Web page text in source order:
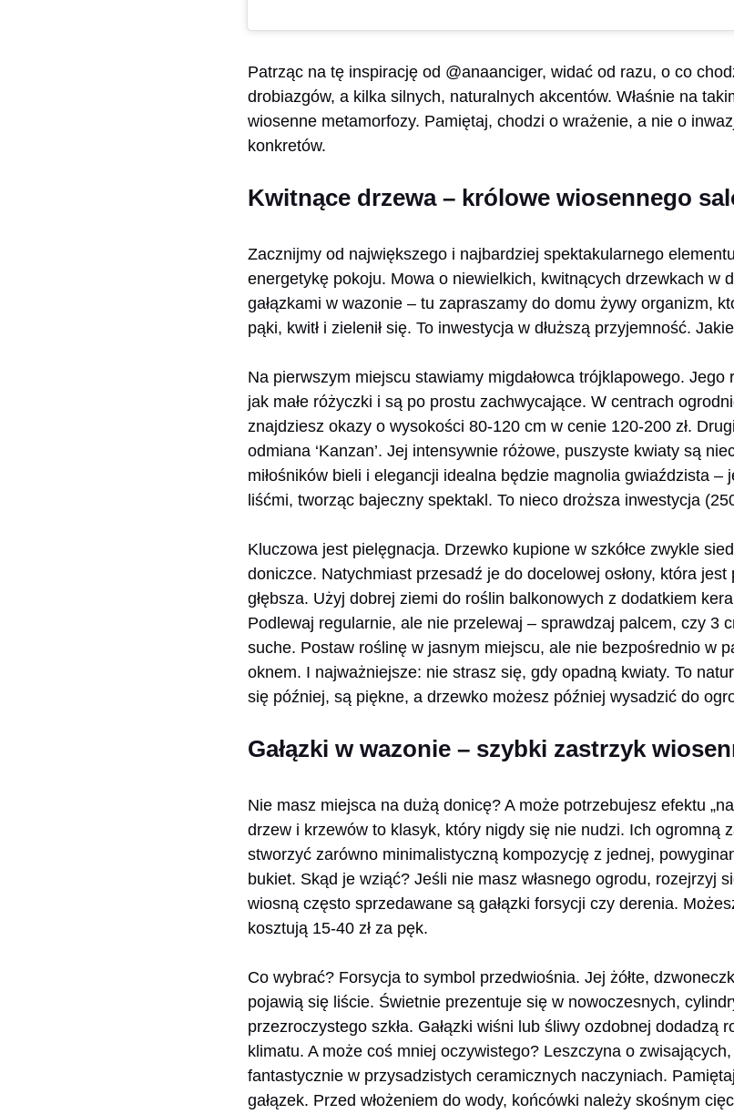
Patrząc na tę inspirację od @anaanciger, widać od razu, o co
drobiazgów, a kilka silnych, naturalnych akcentów. Właśnie na
wiosenne metamorfozy. Pamiętaj, chodzi o wrażenie, a nie o
konkretów.
Kwitnące drzewa – królowe wiosennego
Zacznijmy od największego i najbardziej spektakularnego
energetykę pokoju. Mowa o niewielkich, kwitnących drzewkach w
gałązkami w wazonie – tu zapraszamy do domu żywy organizm,
pąki, kwitł i zielenił się. To inwestycja w dłuższą przyjemność.
Na pierwszym miejscu stawiamy migdałowca trójklapowego. Jego
jak małe różyczki i są po prostu zachwycające. W centrach
znajdziesz okazy o wysokości 80-120 cm w cenie 120-200 zł.
odmiana ‘Kanzan’. Jej intensywnie różowe, puszyste kwiaty są
miłośników bieli i elegancji idealna będzie magnolia gwiaździsta –
liśćmi, tworząc bajeczny spektakl. To nieco droższa inwestycja
Kluczowa jest pielęgnacja. Drzewko kupione w szkółce zwykle
doniczce. Natychmiast przesadź je do docelowej osłony, która
głębsza. Użyj dobrej ziemi do roślin balkonowych z dodatkiem
Podlewaj regularnie, ale nie przelewaj – sprawdzaj palcem, czy 3
suche. Postaw roślinę w jasnym miejscu, ale nie bezpośrednio w
oknem. I najważniejsze: nie strasz się, gdy opadną kwiaty. To
się później, są piękne, a drzewko możesz później wysadzić do
Gałązki w wazonie – szybki zastrzyk
Nie masz miejsca na dużą donicę? A może potrzebujesz efektu
drzew i krzewów to klasyk, który nigdy się nie nudzi. Ich ogromną
stworzyć zarówno minimalistyczną kompozycję z jednej,
bukiet. Skąd je wziąć? Jeśli nie masz własnego ogrodu, rozejrzyj
wiosną często sprzedawane są gałązki forsycji czy derenia.
kosztują 15-40 zł za pęk.
Co wybrać? Forsycja to symbol przedwiośnia. Jej żółte,
pojawią się liście. Świetnie prezentuje się w nowoczesnych,
przezroczystego szkła. Gałązki wiśni lub śliwy ozdobnej dodadzą
klimatu. A może coś mniej oczywistego? Leszczyna o zwisających,
fantastycznie w przysadzistych ceramicznych naczyniach.
gałązek. Przed włożeniem do wody, końcówki należy skośnym